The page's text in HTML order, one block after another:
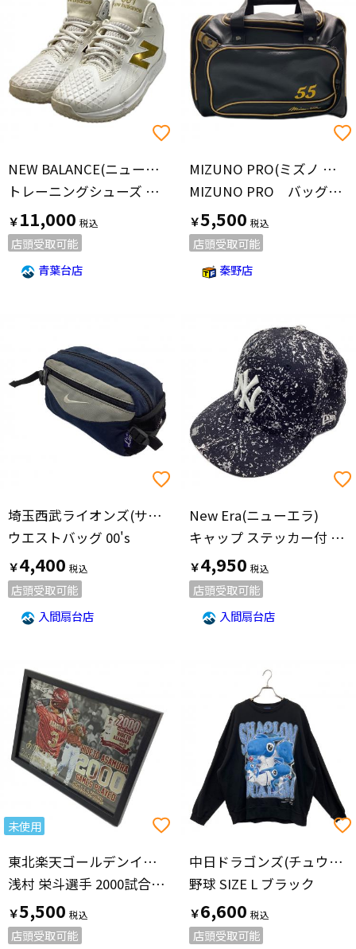
NEW BALANCE(ニューバランス)
トレーニングシューズ NBJ-1167519 TSHOWT1 メンズ SIZE 27.5cm ホワイト
￥11,000
店頭受取可能
青葉台店
MIZUNO PRO(ミズノ プロ)
MIZUNO PRO バッグ ブラック
￥5,500
店頭受取可能
秦野店
埼玉西武ライオンズ(サイタマセイブライオンズ)
ウエストバッグ 00's
￥4,400
店頭受取可能
入間扇台店
New Era(ニューエラ)
キャップ ステッカー付 頭周56.8㎝ ネイビー×ホワイト 59FIFTY
￥4,950
店頭受取可能
入間扇台店
未使用
東北楽天ゴールデンイーグルス(トウホクラクテンゴールデンイーグルス)
浅村 栄斗選手 2000試合出場達成記念メタルフォトパネル 応援グッズ レッド
￥5,500
店頭受取可能
中日ドラゴンズ(チュウニチドラゴンズ)
野球 SIZE L ブラック
￥6,600
店頭受取可能